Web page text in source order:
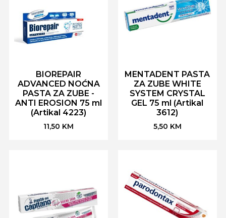
BIOREPAIR
ADVANCED NOĆNA
PASTA ZA ZUBE -
ANTI EROSION 75 ml
(Artikal 4223)
11,50 KM
MENTADENT PASTA
ZA ZUBE WHITE
SYSTEM CRYSTAL
GEL 75 ml (Artikal
3612)
5,50 KM